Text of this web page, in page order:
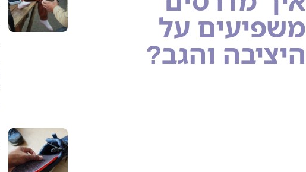
משפיעים על
היציבה והגב?